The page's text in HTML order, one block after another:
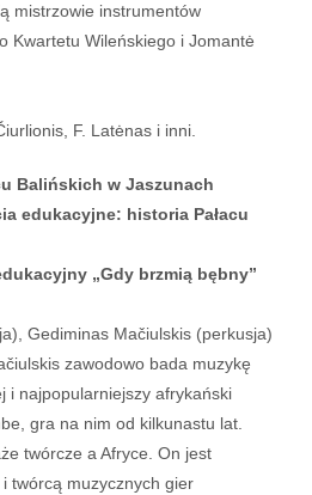
mistrzowie instrumentów
Kwartetu Wileńskiego i Jomantė
F. Latėnas i inni.
Balińskich w Jaszunach
edukacyjne: historia Pałacu
„Gdy brzmią bębny”
Gediminas Mačiulskis (perkusja)
zawodowo bada muzykę
i najpopularniejszy afrykański
gra na nim od kilkunastu lat.
twórcze a Afryce. On jest
twórcą muzycznych gier